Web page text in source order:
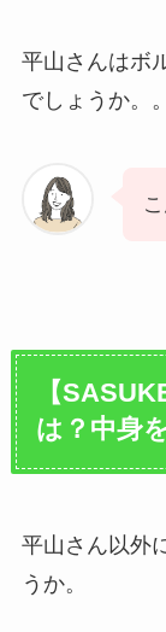
平山さんはボ
でしょうか。
【
は？中身
平山さん以外
うか。